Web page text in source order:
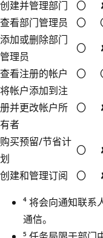
创建并管理部门
〇
查看部门管理员
〇
添加或删除部门
管理员
〇
查看注册的帐户
〇
将帐户添加到注
册并更改帐户所
有者
〇
购买预留/节省计
划
〇
创建和管理订阅
〇
⁴ 将会向通知联系
通信。